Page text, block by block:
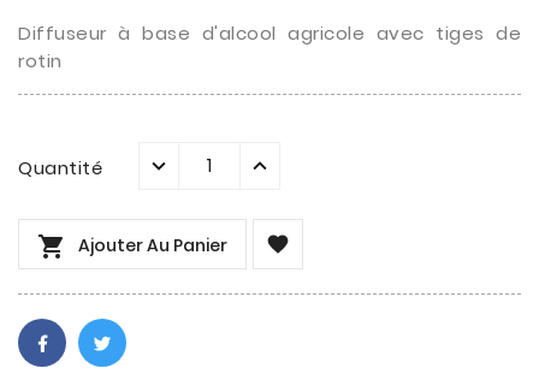
Diffuseur à base d'alcool agricole avec tiges de
rotin
Quantité
 Ajouter Au Panier 